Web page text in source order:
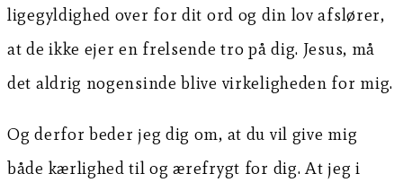
ligegyldighed over for dit ord og din lov afslører,
at de ikke ejer en frelsende tro på dig. Jesus, må
det aldrig nogensinde blive virkeligheden for mig.
Og derfor beder jeg dig om, at du vil give mig
både kærlighed til og ærefrygt for dig. At jeg i